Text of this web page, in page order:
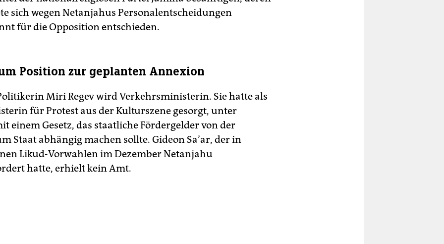
sich wegen Netanjahus Personalentscheidungen
für die Opposition entschieden.
Position zur geplanten Annexion
Miri Regev wird Verkehrsministerin. Sie hatte als
für Protest aus der Kulturszene gesorgt, unter
einem Gesetz, das staatliche Fördergelder von der
Staat abhängig machen sollte. Gideon Sa’ar, der in
Likud-Vorwahlen im Dezember Netanjahu
hatte, erhielt kein Amt.